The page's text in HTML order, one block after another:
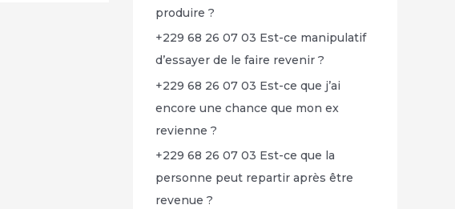
produire ?
+229 68 26 07 03 Est-ce manipulatif
d’essayer de le faire revenir ?
+229 68 26 07 03 Est-ce que j’ai
encore une chance que mon ex
revienne ?
+229 68 26 07 03 Est-ce que la
personne peut repartir après être
revenue ?